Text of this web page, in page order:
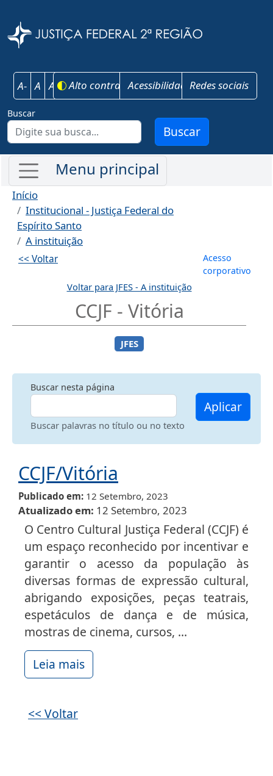
A- A A+ Alto contrasteAcessibilidadeRedes sociais
Buscar
Buscar
Início
Institucional - Justiça Federal do
Espírito Santo
A instituição
<< Voltar Menu de
Acesso
corporativo
Voltar para JFES - A instituição
CCJF - Vitória
JFES
Buscar nesta página
Buscar palavras no título ou no texto
Aplicar
CCJF/Vitória
Publicado em 12 Setembro, 2023
Atualizado em 12 Setembro, 2023
O Centro Cultural Justiça Federal (CCJF) é
um espaço reconhecido por incentivar e
garantir o acesso da população às
diversas formas de expressão cultural,
abrigando exposições, peças teatrais,
espetáculos de dança e de música,
mostras de cinema, cursos, ...
Leia mais
<< Voltar